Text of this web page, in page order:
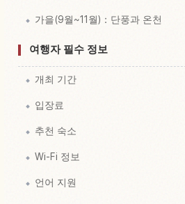
가을(9월~11월)：단풍과 온천
여행자 필수 정보
개최 기간
입장료
추천 숙소
Wi-Fi 정보
언어 지원